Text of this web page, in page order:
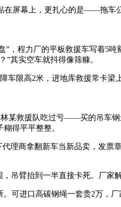
屏幕上，更扎心的是——拖车
，程力厂的平板救援车写着5
”其实空车就抖得像筛糠。
车限高2米，进地库救援常卡
某救援队吃过亏——买的吊车
得平平整整。
理商拿翻新车当新品卖，发票
臂抬到一半直接卡死。厂家
可进口高碳钢绳一套贵2万，